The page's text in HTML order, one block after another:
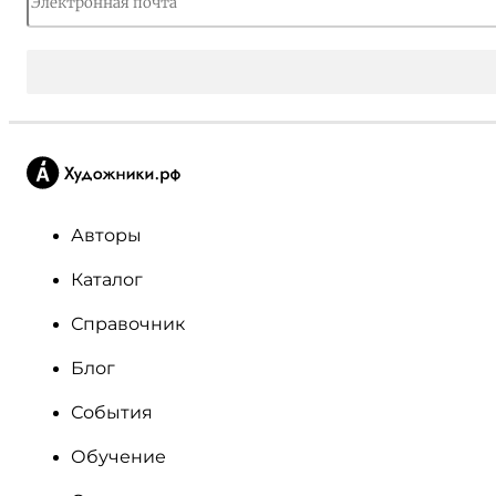
Авторы
Каталог
Справочник
Блог
События
Обучение